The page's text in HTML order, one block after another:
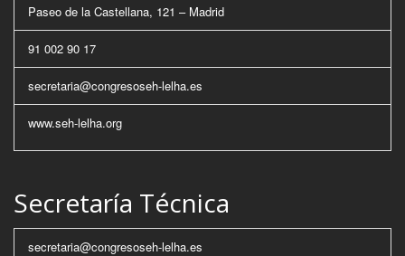
Paseo de la Castellana, 121 – Madrid
91 002 90 17
secretaria@congresoseh-lelha.es
www.seh-lelha.org
Secretaría Técnica
secretaria@congresoseh-lelha.es